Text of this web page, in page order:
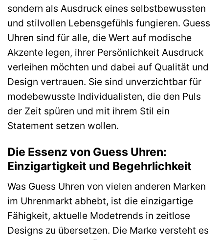
sondern als Ausdruck eines selbstbewussten
und stilvollen Lebensgefühls fungieren. Guess
Uhren sind für alle, die Wert auf modische
Akzente legen, ihrer Persönlichkeit Ausdruck
verleihen möchten und dabei auf Qualität und
Design vertrauen. Sie sind unverzichtbar für
modebewusste Individualisten, die den Puls
der Zeit spüren und mit ihrem Stil ein
Statement setzen wollen.
Die Essenz von Guess Uhren:
Einzigartigkeit und Begehrlichkeit
Was Guess Uhren von vielen anderen Marken
im Uhrenmarkt abhebt, ist die einzigartige
Fähigkeit, aktuelle Modetrends in zeitlose
Designs zu übersetzen. Die Marke versteht es